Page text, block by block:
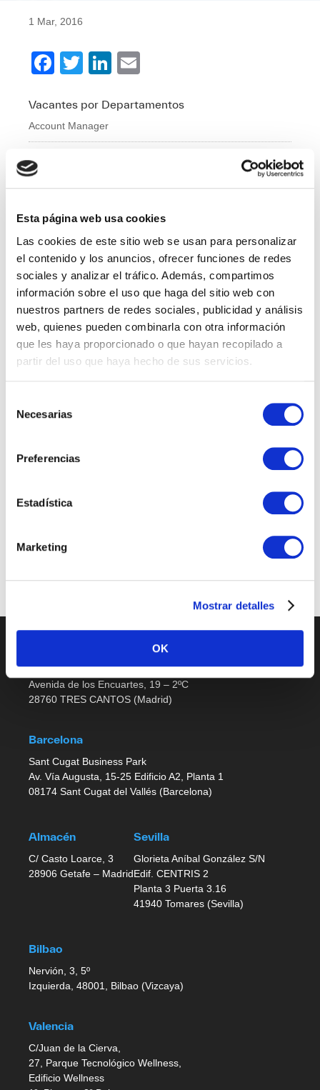
Esta página web usa cookies
Las cookies de este sitio web se usan para personalizar
el contenido y los anuncios, ofrecer funciones de redes
sociales y analizar el tráfico. Además, compartimos
información sobre el uso que haga del sitio web con
nuestros partners de redes sociales, publicidad y análisis
web, quienes pueden combinarla con otra información
que les haya proporcionado o que hayan recopilado a
partir del uso que haya hecho de sus servicios.
Necesarias
Preferencias
Estadística
Marketing
Mostrar detalles
OK
1 Mar, 2016
F
c
e
k
T
tt
er
Li
k
ail
Vacantes por Departamentos
Account Manager
Administración y Finanzas
Calidad
Compras
IT
Logí­stica
Managed Services
Marketing
RRHH
No job listings found.
Avenida de los Encuartes, 19 – 2ºC
28760 TRES CANTOS (Madrid)
Barcelona
Sant Cugat Business Park
Av. Vía Augusta, 15-25 Edificio A2, Planta 1
08174 Sant Cugat del Vallés (Barcelona)
Almacén
C/ Casto Loarce, 3
28906 Getafe – Madrid
Sevilla
Glorieta Aníbal González S/N
Edif. CENTRIS 2
Planta 3 Puerta 3.16
41940 Tomares (Sevilla)
Bilbao
Nervión, 3, 5º
Izquierda, 48001, Bilbao (Vizcaya)
Valencia
C/Juan de la Cierva,
27, Parque Tecnológico Wellness,
Edificio Wellness